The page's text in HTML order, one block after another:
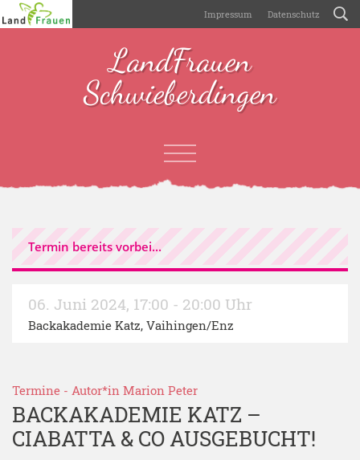
Impressum Datenschutz
LandFrauen
Schwieberdingen
Termin bereits vorbei...
06. Juni 2024, 17:00 - 20:00 Uhr
Backakademie Katz, Vaihingen/Enz
Termine - Autor*in Marion Peter
BACKAKADEMIE KATZ –
CIABATTA & CO AUSGEBUCHT!